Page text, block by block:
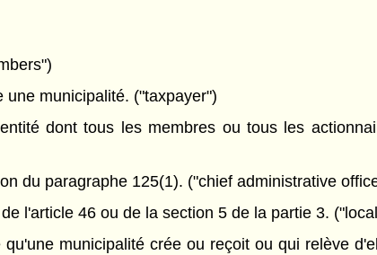
municipalité. ("taxpayer")
dont tous les membres ou tous les
du paragraphe 125(1). ("chief administrative
l'article 46 ou de la section 5 de la partie 3.
municipalité crée ou reçoit ou qui relève